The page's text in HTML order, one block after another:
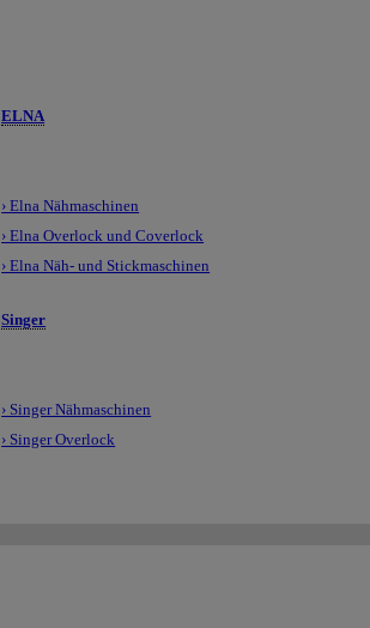
ELNA
› Elna Nähmaschinen
› Elna Overlock und Coverlock
› Elna Näh- und Stickmaschinen
Singer
› Singer Nähmaschinen
› Singer Overlock